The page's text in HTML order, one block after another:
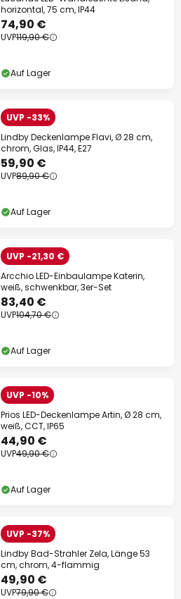
horizontal, 75 cm, IP44
74,90 €
UVP119,90 €
Auf Lager
UVP -33%
Lindby Deckenlampe Flavi, Ø 28 cm,
chrom, Glas, IP44, E27
59,90 €
UVP89,90 €
Auf Lager
UVP -21,30 €
Arcchio LED-Einbaulampe Katerin,
weiß, schwenkbar, 3er-Set
83,40 €
UVP104,70 €
Auf Lager
UVP -10%
Prios LED-Deckenlampe Artin, Ø 28 cm,
weiß, CCT, IP65
44,90 €
UVP49,90 €
Auf Lager
UVP -37%
Lindby Bad-Strahler Zela, Länge 53
cm, chrom, 4-flammig
49,90 €
UVP79,90 €